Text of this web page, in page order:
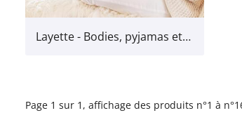
Layette - Bodies, pyjamas et combinaisons pour bébé
Page 1 sur 1, affichage des produits n°1 à